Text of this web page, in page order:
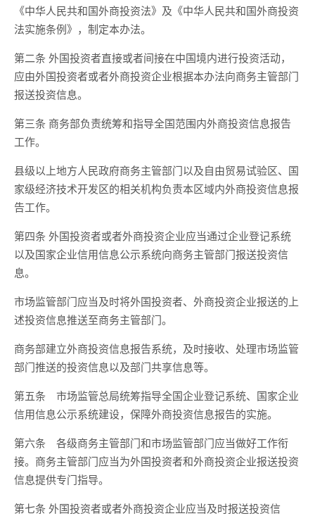
《中华人民共和国外商投资法》及《中华人民共和国外商投资
法实施条例》，制定本办法。
第二条 外国投资者直接或者间接在中国境内进行投资活动，
应由外国投资者或者外商投资企业根据本办法向商务主管部门
报送投资信息。
第三条 商务部负责统筹和指导全国范围内外商投资信息报告
工作。
县级以上地方人民政府商务主管部门以及自由贸易试验区、国
家级经济技术开发区的相关机构负责本区域内外商投资信息报
告工作。
第四条 外国投资者或者外商投资企业应当通过企业登记系统
以及国家企业信用信息公示系统向商务主管部门报送投资信
息。
市场监管部门应当及时将外国投资者、外商投资企业报送的上
述投资信息推送至商务主管部门。
商务部建立外商投资信息报告系统，及时接收、处理市场监管
部门推送的投资信息以及部门共享信息等。
第五条 市场监管总局统筹指导全国企业登记系统、国家企业
信用信息公示系统建设，保障外商投资信息报告的实施。
第六条 各级商务主管部门和市场监管部门应当做好工作衔
接。商务主管部门应当为外国投资者和外商投资企业报送投资
信息提供专门指导。
第七条 外国投资者或者外商投资企业应当及时报送投资信